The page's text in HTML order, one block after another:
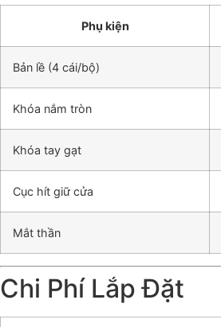
Phụ kiện
Bản lề (4 cái/bộ)
Khóa nắm tròn
Khóa tay gạt
Cục hít giữ cửa
Mắt thần
Chi Phí Lắp Đặt